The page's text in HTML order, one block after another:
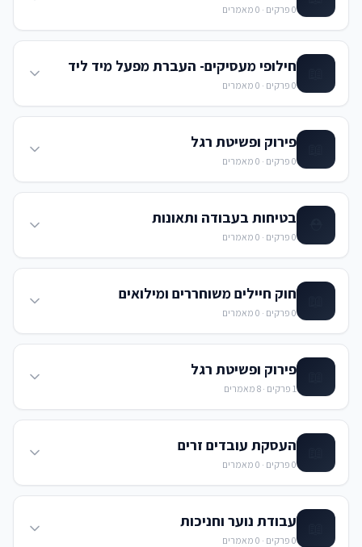
0 פרקים · 0 מאמרים
חילופי מעסיקים- העברת מפעל מיד ליד
0 פרקים · 0 מאמרים
פירוק ופשיטת רגל
0 פרקים · 0 מאמרים
בטיחות בעבודה ותאונות
0 פרקים · 0 מאמרים
חוק חיילים משוחררים ומילואים
0 פרקים · 0 מאמרים
פירוק ופשיטת רגל
1 פרקים · 8 מאמרים
העסקת עובדים זרים
0 פרקים · 0 מאמרים
עבודת נוער וחניכות
0 פרקים · 0 מאמרים